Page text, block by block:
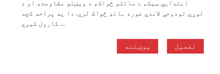
ابتدايي ټیک، د ساتلو ځواک، د ویښتو مقاومت، او د
لوړې تودوخې لاندې غوره بانډ ځواک لري. دا په پراخه کچه
کارول کیږي ...
پوښتنه تفصیل